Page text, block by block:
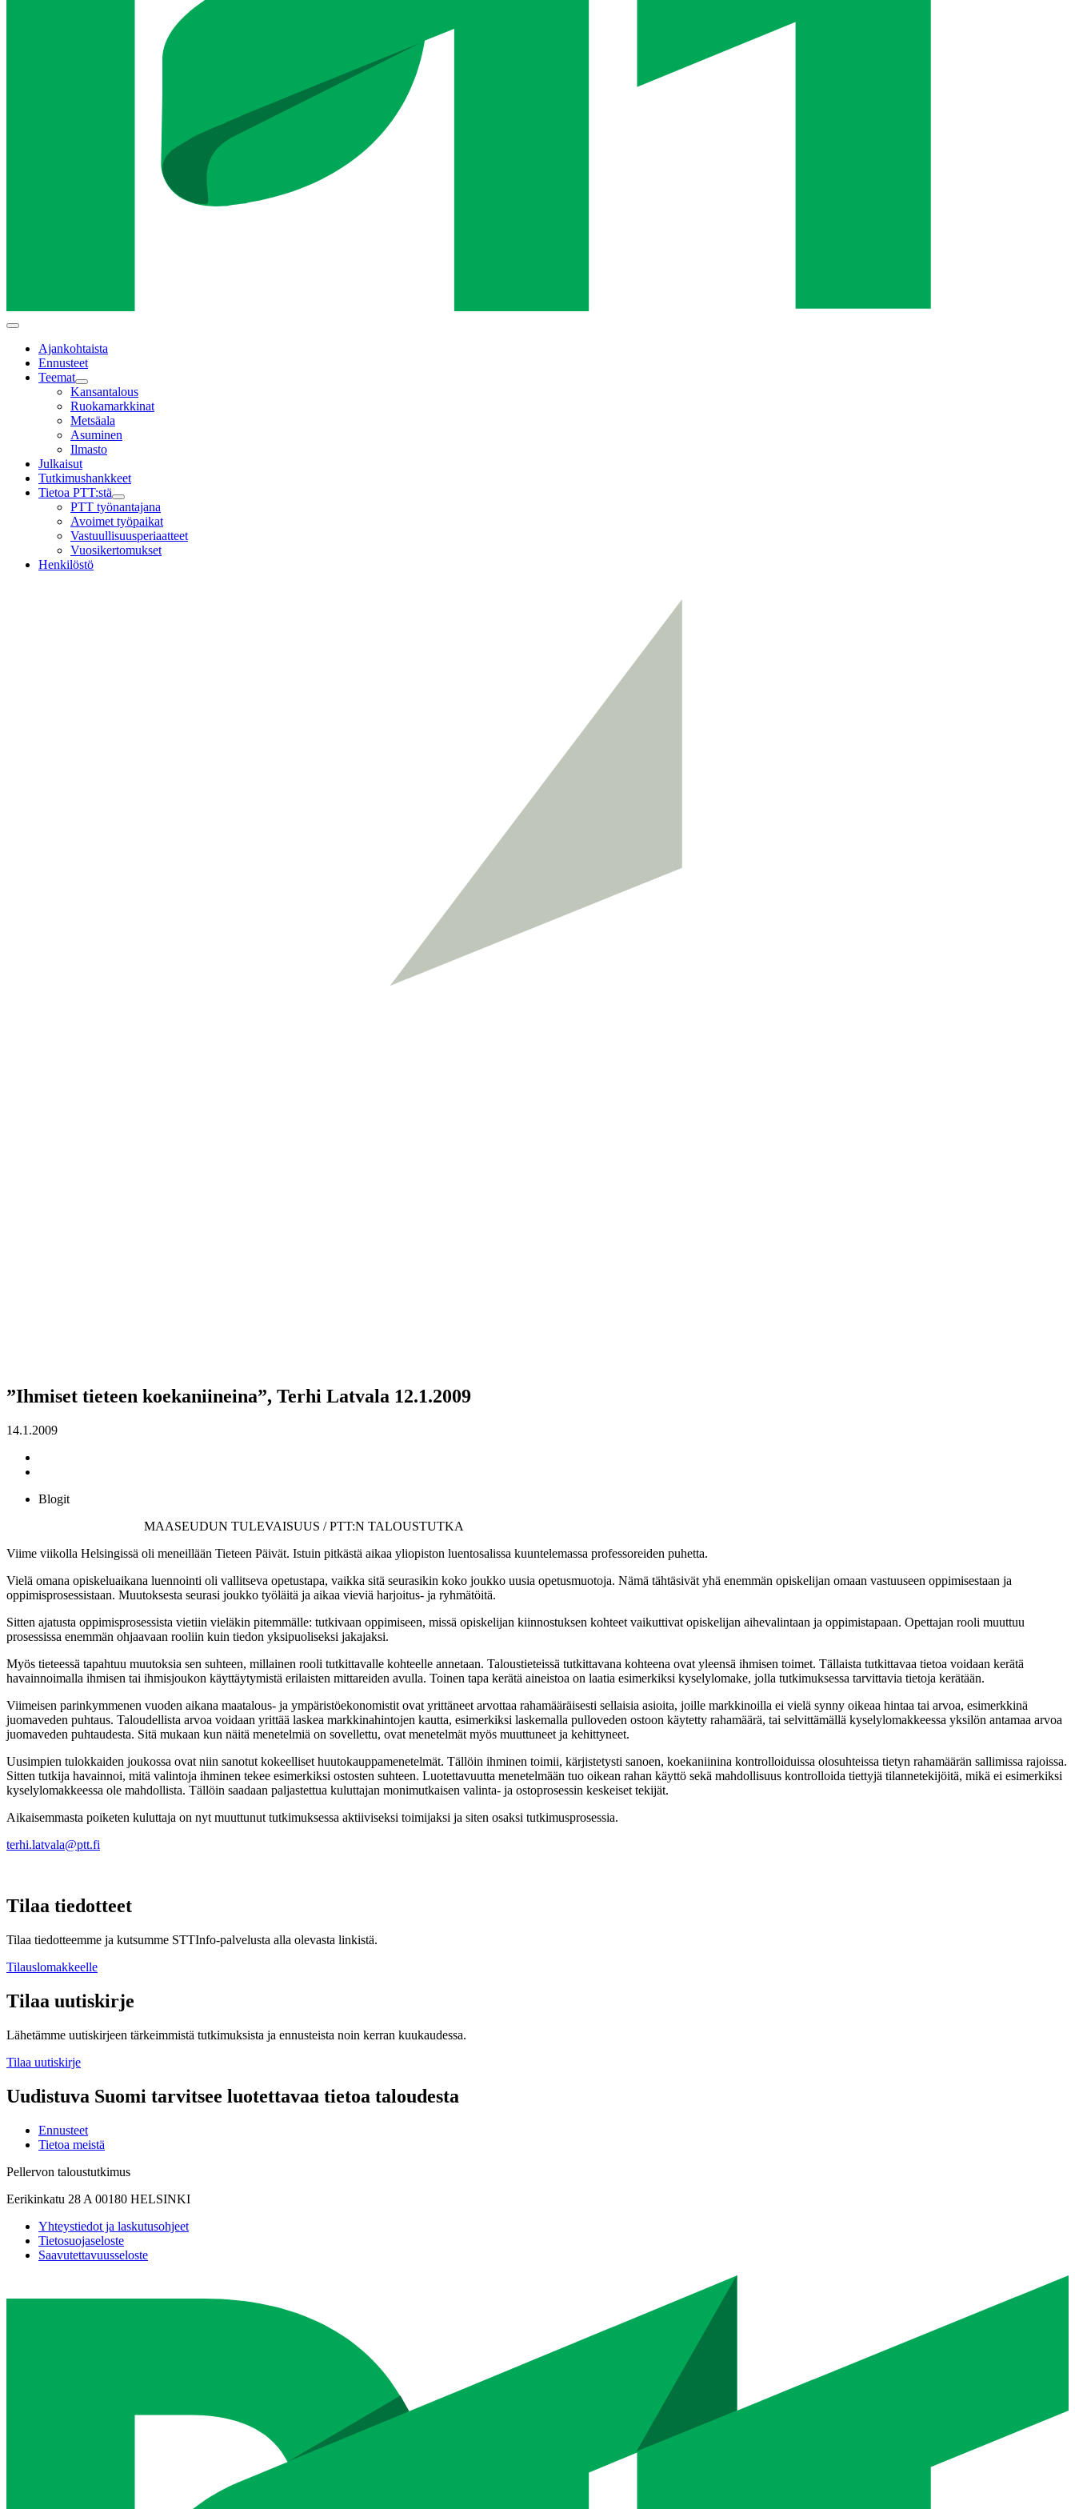
Main
Ajankohtaista
Ennusteet
Teemat
Child
menu
Kansantalous
Ruokamarkkinat
Metsäala
Asuminen
Ilmasto
Julkaisut
Tutkimushankkeet
Tietoa PTT:stä
Child
menu
PTT työnantajana
Avoimet työpaikat
Vastuullisuusperiaatteet
Vuosikertomukset
Henkilöstö
”Ihmiset tieteen koekaniineina”, Terhi Latvala 12.1.2009
14.1.2009
Blogit
MAASEUDUN TULEVAISUUS / PTT:N TALOUSTUTKA
Viime viikolla Helsingissä oli meneillään Tieteen Päivät. Istuin pitkästä aikaa yliopiston luentosalissa kuuntelemassa professoreiden puhetta.
Vielä omana opiskeluaikana luennointi oli vallitseva opetustapa, vaikka sitä seurasikin koko joukko uusia opetusmuotoja. Nämä tähtäsivät yhä enemmän opiskelijan omaan vastuuseen oppimisestaan ja
oppimisprosessistaan. Muutoksesta seurasi joukko työläitä ja aikaa vieviä harjoitus- ja ryhmätöitä.
Sitten ajatusta oppimisprosessista vietiin vieläkin pitemmälle: tutkivaan oppimiseen, missä opiskelijan kiinnostuksen kohteet vaikuttivat opiskelijan aihevalintaan ja oppimistapaan. Opettajan rooli muuttuu
prosessissa enemmän ohjaavaan rooliin kuin tiedon yksipuoliseksi jakajaksi.
Myös tieteessä tapahtuu muutoksia sen suhteen, millainen rooli tutkittavalle kohteelle annetaan. Taloustieteissä tutkittavana kohteena ovat yleensä ihmisen toimet. Tällaista tutkittavaa tietoa voidaan kerätä
havainnoimalla ihmisen tai ihmisjoukon käyttäytymistä erilaisten mittareiden avulla. Toinen tapa kerätä aineistoa on laatia esimerkiksi kyselylomake, jolla tutkimuksessa tarvittavia tietoja kerätään.
Viimeisen parinkymmenen vuoden aikana maatalous- ja ympäristöekonomistit ovat yrittäneet arvottaa rahamääräisesti sellaisia asioita, joille markkinoilla ei vielä synny oikeaa hintaa tai arvoa, esimerkkinä
juomaveden puhtaus. Taloudellista arvoa voidaan yrittää laskea markkinahintojen kautta, esimerkiksi laskemalla pulloveden ostoon käytetty rahamäärä, tai selvittämällä kyselylomakkeessa yksilön antamaa arvoa
juomaveden puhtaudesta. Sitä mukaan kun näitä menetelmiä on sovellettu, ovat menetelmät myös muuttuneet ja kehittyneet.
Uusimpien tulokkaiden joukossa ovat niin sanotut kokeelliset huutokauppamenetelmät. Tällöin ihminen toimii, kärjistetysti sanoen, koekaniinina kontrolloiduissa olosuhteissa tietyn rahamäärän sallimissa rajoissa.
Sitten tutkija havainnoi, mitä valintoja ihminen tekee esimerkiksi ostosten suhteen. Luotettavuutta menetelmään tuo oikean rahan käyttö sekä mahdollisuus kontrolloida tiettyjä tilannetekijöitä, mikä ei esimerkiksi
kyselylomakkeessa ole mahdollista. Tällöin saadaan paljastettua kuluttajan monimutkaisen valinta- ja ostoprosessin keskeiset tekijät.
Aikaisemmasta poiketen kuluttaja on nyt muuttunut tutkimuksessa aktiiviseksi toimijaksi ja siten osaksi tutkimusprosessia.
terhi.latvala@ptt.fi
Tilaa tiedotteet
Tilaa tiedotteemme ja kutsumme STTInfo-palvelusta alla olevasta linkistä.
Tilauslomakkeelle
Tilaa uutiskirje
Lähetämme uutiskirjeen tärkeimmistä tutkimuksista ja ennusteista noin kerran kuukaudessa.
Tilaa uutiskirje
Uudistuva Suomi tarvitsee luotettavaa tietoa taloudesta
Ennusteet
Tietoa meistä
Pellervon taloustutkimus
Eerikinkatu 28 A 00180 HELSINKI
Yhteystiedot ja laskutusohjeet
Tietosuojaseloste
Saavutettavuusseloste